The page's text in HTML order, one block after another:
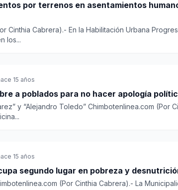
por terrenos en asentamientos
Cinthia Cabrera).- En la Habilitación Urbana
los...
15 años
a poblados para no hacer apología
y “Alejandro Toledo” Chimbotenlinea.com (Por
15 años
segundo lugar en pobreza y
(Por Cinthia Cabrera).- La